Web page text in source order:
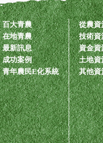
百大青農
在地青農
最新訊息
成功案例
青年農民E化系統
從農資
技術資
資金資
土地資
其他資